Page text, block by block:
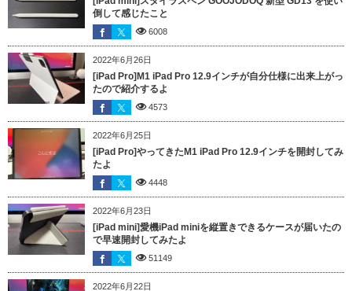
倒して感じたこと
6008
2022年6月26日
[iPad Pro]M1 iPad Pro 12.9インチが自分仕様に出来上がっ
たので紹介するよ
4573
2022年6月25日
[iPad Pro]やってきたM1 iPad Pro 12.9インチを開封してみ
たよ
4448
2022年6月23日
[iPad mini]愛機iPad miniを縦置きできるケースが届いたの
で早速開封してみたよ
51149
2022年6月22日